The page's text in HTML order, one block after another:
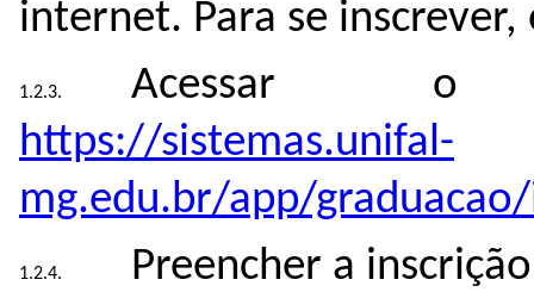
internet. Para se
Acessar o
https://sistemas.unifal-
mg.edu.br/app/
Preencher a